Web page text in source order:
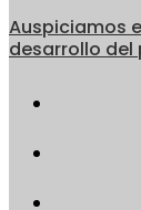
Auspiciamos
desarrollo del